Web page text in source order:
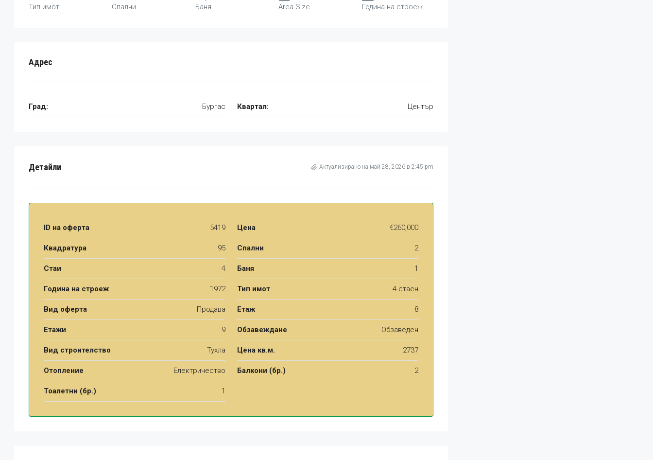
Тип имот
Спални
Баня
Area Size
Година на строеж
Адрес
Град: Бургас Квартал: Център
Детайли Актуализирано на май 28, 2026 в 2:45 pm
ID на оферта 5419 Цена €260,000
Квадратура 95 Спални 2
Стаи 4 Баня 1
Година на строеж 1972 Тип имот 4-стаен
Вид оферта Продава Етаж 8
Етажи 9 Обзавеждане Обзаведен
Вид строителство Тухла Цена кв.м. 2737
Отопление Електричество Балкони (бр.) 2
Тоалетни (бр.) 1